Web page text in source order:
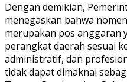
Dengan demikian,
menegaskan bahwa
merupakan pos anggaran
perangkat daerah sesuai
administratif, dan
tidak dapat dimaknai